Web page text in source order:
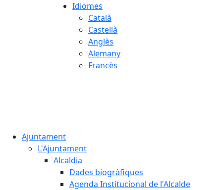
Idiomes
Català
Castellà
Anglès
Alemany
Francès
Ajuntament
L'Ajuntament
Alcaldia
Dades biogràfiques
Agenda Institucional de l'Alcalde